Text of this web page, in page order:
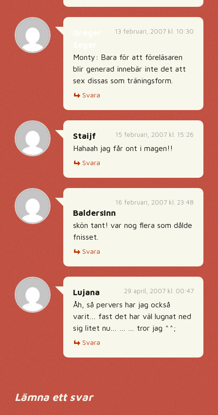
13 februari, 2007 kl. 10:30
Monty: Bara för att föreläsaren
blir generad innebär inte det att
sex dissas som träningsform.
Svara
15 februari, 2007 kl. 15:26
Staijf
Hahaah jag får ont i magen!!
Svara
16 februari, 2007 kl. 23:48
BaldersInn
skön tant! var nog flera som dålde
fnisset.
Svara
29 april, 2007 kl. 00:47
Lujana
Åh, så pervers har jag också
varit… fast det har väl lugnat ned
sig litet nu… … … tror jag ^^;
Svara
Lämna ett svar